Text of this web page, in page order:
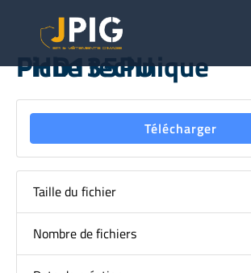
Fiche technique PHD135PU
Télécharger
Taille du fichier
Nombre de fichiers